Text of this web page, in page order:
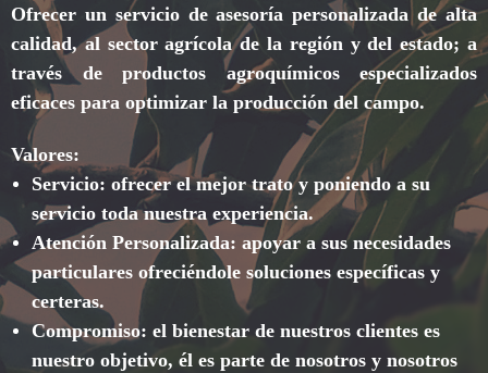
Ofrecer un servicio de asesoría personalizada de alta
calidad, al sector agrícola de la región y del estado; a
través de productos agroquímicos especializados
eficaces para optimizar la producción del campo.
Valores:
Servicio: ofrecer el mejor trato y poniendo a su
servicio toda nuestra experiencia.
Atención Personalizada: apoyar a sus necesidades
particulares ofreciéndole soluciones específicas y
certeras.
Compromiso: el bienestar de nuestros clientes es
nuestro objetivo, él es parte de nosotros y nosotros